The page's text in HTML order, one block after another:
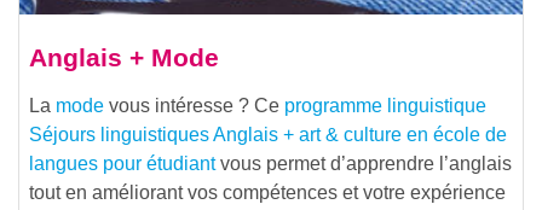
Anglais + Mode
La mode vous intéresse ? Ce programme linguistique
Séjours linguistiques Anglais + art & culture en école de
langues pour étudiantvous permet d’apprendre l’anglais
tout en améliorant vos compétences et votre expérience